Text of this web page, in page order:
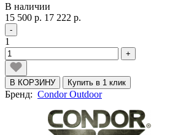
В наличии
15 500 р. 17 222 р.
-
1
+
В КОРЗИНУ Купить в 1 клик
Бренд: Condor Outdoor